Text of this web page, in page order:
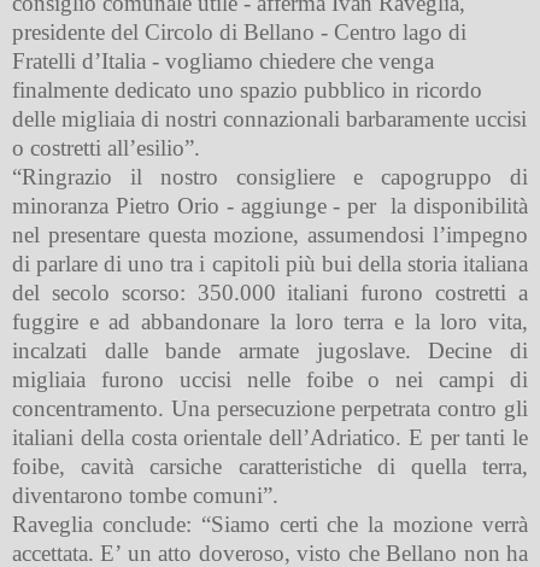
presidente del Circolo di Bellano - Centro lago di
Fratelli d’Italia - vogliamo chiedere che venga
finalmente dedicato uno spazio pubblico in ricordo
delle migliaia di nostri connazionali barbaramente uccisi
o costretti all’esilio”.
“Ringrazio il nostro consigliere e capogruppo di
minoranza Pietro Orio - aggiunge - per la disponibilità
nel presentare questa mozione, assumendosi l’impegno
di parlare di uno tra i capitoli più bui della storia italiana
del secolo scorso: 350.000 italiani furono costretti a
fuggire e ad abbandonare la loro terra e la loro vita,
incalzati dalle bande armate jugoslave. Decine di
migliaia furono uccisi nelle foibe o nei campi di
concentramento. Una persecuzione perpetrata contro gli
italiani della costa orientale dell’Adriatico. E per tanti le
foibe, cavità carsiche caratteristiche di quella terra,
diventarono tombe comuni”.
Raveglia conclude: “Siamo certi che la mozione verrà
accettata. E’ un atto doveroso, visto che Bellano non ha